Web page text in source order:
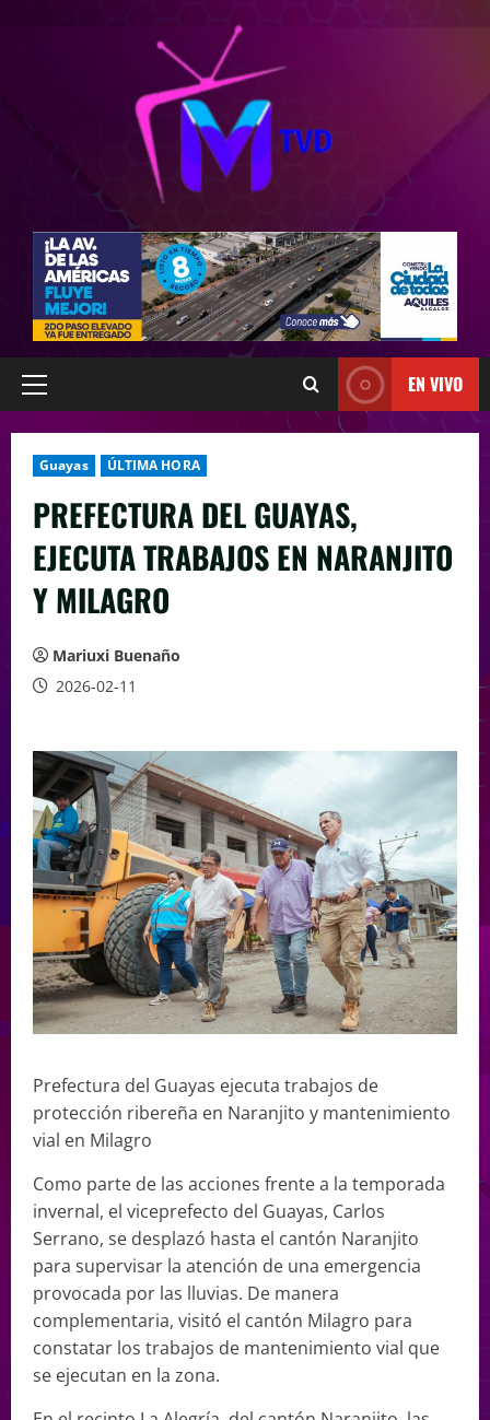
EN VIVO
Guayas ÚLTIMA HORA
PREFECTURA DEL GUAYAS,
EJECUTA TRABAJOS EN NARANJITO
Y MILAGRO
Mariuxi Buenaño
2026-02-11
Prefectura del Guayas ejecuta trabajos de
protección ribereña en Naranjito y mantenimiento
vial en Milagro
Como parte de las acciones frente a la temporada
invernal, el viceprefecto del Guayas, Carlos
Serrano, se desplazó hasta el cantón Naranjito
para supervisar la atención de una emergencia
provocada por las lluvias. De manera
complementaria, visitó el cantón Milagro para
constatar los trabajos de mantenimiento vial que
se ejecutan en la zona.